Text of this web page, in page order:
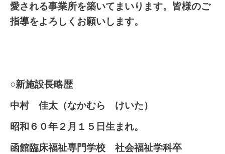
愛される事業所を築いてまいります。皆様のご
指導をよろしくお願いします。
○新施設長略歴
中村 佳太（なかむら けいた）
昭和６０年２月１５日生まれ。
函館臨床福祉専門学校 社会福祉学科卒